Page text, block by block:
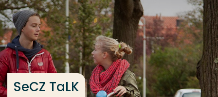
Ga direct naar de content
... > Resultaten
SeCZ TaLK
Veel gezocht
Opleiding